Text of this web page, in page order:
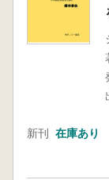
新刊 在庫あり